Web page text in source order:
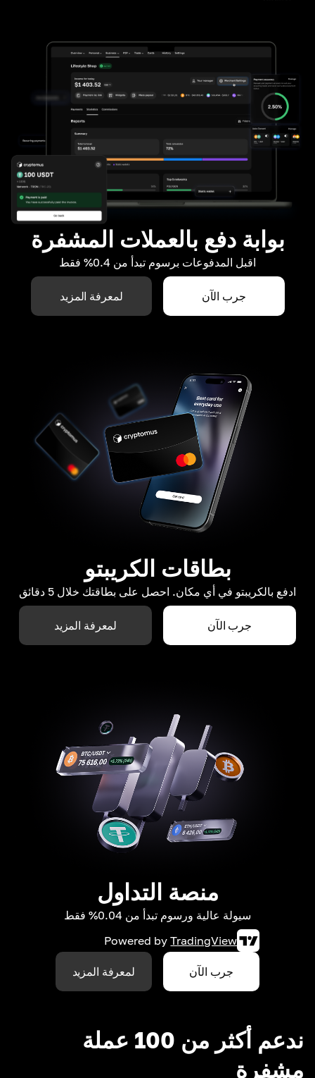
بوابة دفع بالعملات المشفرة
اقبل المدفوعات برسوم تبدأ من 0.4% فقط
جرب الآن لمعرفة المزيد
بطاقات الكريبتو
ادفع بالكريبتو في أي مكان. احصل على بطاقتك خلال 5 دقائق
جرب الآن لمعرفة المزيد
منصة التداول
سيولة عالية ورسوم تبدأ من 0.04% فقط
Powered by TradingView
جرب الآن لمعرفة المزيد
ندعم أكثر من 100 عملة
مشفرة